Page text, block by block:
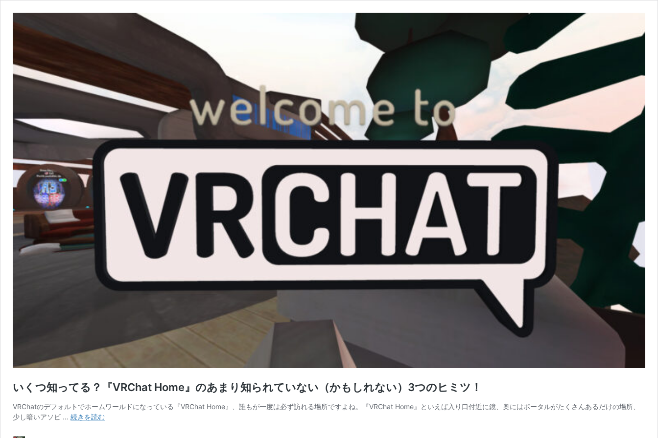
いくつ知ってる？『VRChat Home』のあまり知られていない（かもしれない）3つのヒミツ！
VRChatのデフォルトでホームワールドになっている『VRChat Home』、誰もが一度は必ず訪れる場所ですよね。『VRChat Home』といえば入り口付近に鏡、奥にはポータルがたくさんあるだけの場所、
少し暗いアソビ … 続きを読むい